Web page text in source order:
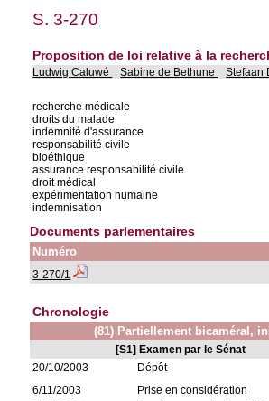
S. 3-270
Proposition de loi relative à la
Ludwig Caluwé Sabine de Bethune Stefaan
recherche médicale
droits du malade
indemnité d'assurance
responsabilité civile
bioéthique
assurance responsabilité civile
droit médical
expérimentation humaine
indemnisation
Documents parlementaires
Numéro
3-270/1
Chronologie
(81) Partiellement bicaméral,
[S1] Examen par le Sénat
20/10/2003
Dépôt
6/11/2003
Prise en considération